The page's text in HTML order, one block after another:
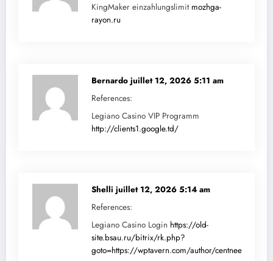
KingMaker einzahlungslimit mozhga-
rayon.ru
Bernardo juillet 12, 2026 5:11 am
References:
Legiano Casino VIP Programm
http://clients1.google.td/
Shelli juillet 12, 2026 5:14 am
References:
Legiano Casino Login https://old-
site.bsau.ru/bitrix/rk.php?
goto=https://wptavern.com/author/centneedle23/